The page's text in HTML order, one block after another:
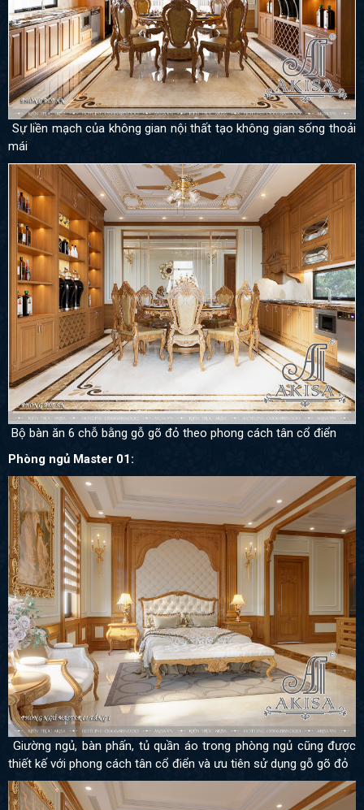
Sự liền mạch của không gian nội thất tạo không gian sống thoải
mái
Bộ bàn ăn 6 chỗ bằng gỗ gõ đỏ theo phong cách tân cổ điển
Phòng ngủ Master 01:
Giường ngủ, bàn phấn, tủ quần áo trong phòng ngủ cũng được
thiết kế với phong cách tân cổ điển và ưu tiên sử dụng gỗ gõ đỏ